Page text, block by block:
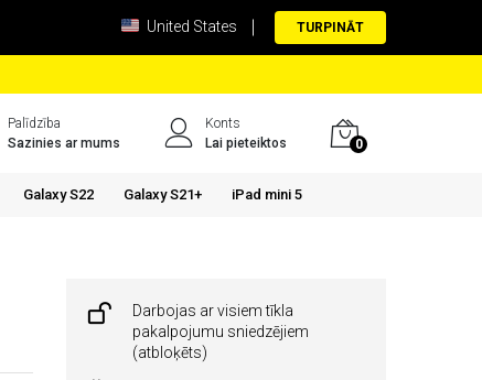
United States TURPINĀT
Palīdzība
Sazinies ar mums
Konts
Lai pieteiktos
0
Galaxy S22 Galaxy S21+ iPad mini 5
Darbojas ar visiem tīkla
pakalpojumu sniedzējiem
(atbloķēts)